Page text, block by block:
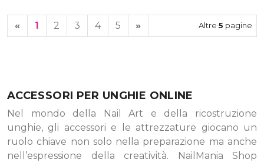
« 1 2 3 4 5 » Altre 5 pagine
ACCESSORI PER UNGHIE ONLINE
Nel mondo della Nail Art e della ricostruzione
unghie, gli accessori e le attrezzature giocano un
ruolo chiave non solo nella preparazione ma anche
nell’espressione della creatività. NailMania Shop